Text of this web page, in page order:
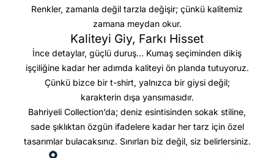
Renkler, zamanla değil tarzla değişir; çünkü kalitemiz
zamana meydan okur.
Kaliteyi Giy, Farkı Hisset
İnce detaylar, güçlü duruş… Kumaş seçiminden dikiş
işçiliğine kadar her adımda kaliteyi ön planda tutuyoruz.
Çünkü bizce bir t-shirt, yalnızca bir giysi değil;
karakterin dışa yansımasıdır.
Bahriyeli Collection’da; deniz esintisinden sokak stiline,
sade şıklıktan özgün ifadelere kadar her tarz için özel
tasarımlar bulacaksınız. Sınırları biz değil, siz belirlersiniz.